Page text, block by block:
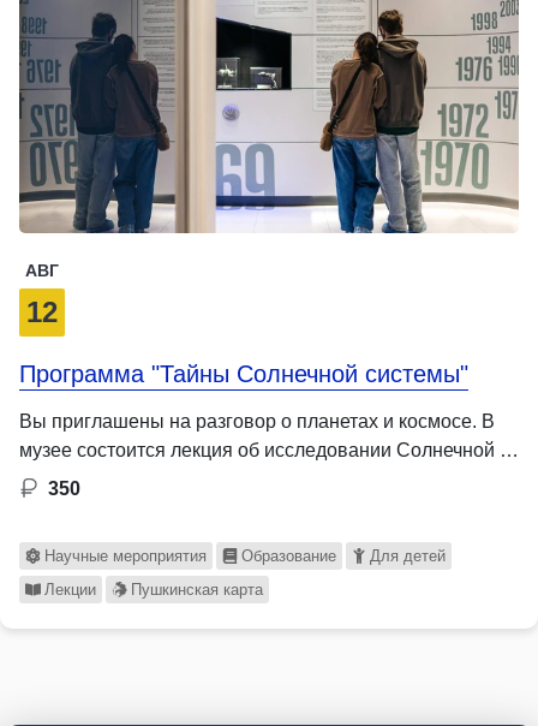
АВГ
12
Программа "Тайны Солнечной системы"
Вы приглашены на разговор о планетах и космосе. В
музее состоится лекция об исследовании Солнечной …
350
Научные мероприятия Образование
Для детей
Лекции
Пушкинская карта